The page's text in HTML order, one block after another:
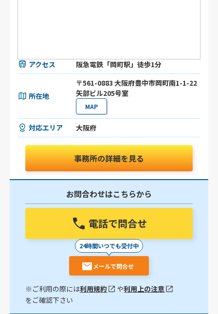
アクセス 阪急電鉄「岡町駅」徒歩1分
所在地
〒561-0883 大阪府豊中市岡町南1-1-22
矢部ビル205号室
MAP
対応エリア 大阪府
事務所の詳細を見る
お問合わせはこちらから
電話で問合せ
24時間いつでも受付中
メールで問合せ
※ご利用の際には利用規約 や利用上の注意
をご確認下さい